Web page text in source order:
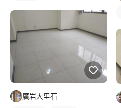
廣岩大里石